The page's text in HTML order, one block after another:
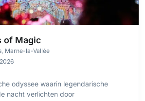
of Magic
, Marne-la-Vallée
odyssee waarin legendarische
nacht verlichten door